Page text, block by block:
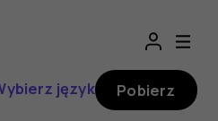
język Pobierz